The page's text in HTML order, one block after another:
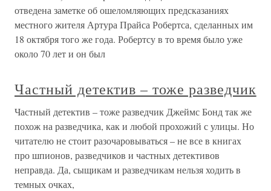
отведена заметке об ошеломляющих предсказаниях
местного жителя Артура Прайса Робертса, сделанных им
18 октября того же года. Робертсу в то время было уже
около 70 лет и он был
Частный детектив – тоже разведчик
Частный детектив – тоже разведчик Джеймс Бонд так же
похож на разведчика, как и любой прохожий с улицы. Но
читателю не стоит разочаровываться – не все в книгах
про шпионов, разведчиков и частных детективов
неправда. Да, сыщикам и разведчикам нельзя ходить в
темных очках,